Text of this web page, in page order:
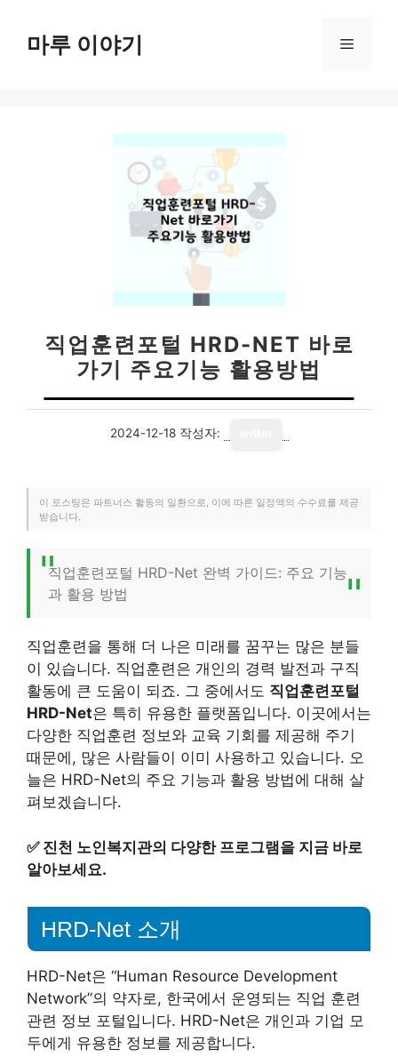
마루 이야기 메
직업훈련포털 HRD-NET 바로
가기 주요기능 활용방법
2024-12-18 작성자:
이 포스팅은 파트너스 활동의 일환으로, 이에 따른 일정액의 수수료를 제공
받습니다.
직업훈련포털 HRD-Net 완벽 가이드: 주요 기능
과 활용 방법
직업훈련을 통해 더 나은 미래를 꿈꾸는 많은 분들
이 있습니다. 직업훈련은 개인의 경력 발전과 구직
활동에 큰 도움이 되죠. 그 중에서도 직업훈련포털
HRD-Net은 특히 유용한 플랫폼입니다. 이곳에서는
다양한 직업훈련 정보와 교육 기회를 제공해 주기
때문에, 많은 사람들이 이미 사용하고 있습니다. 오
늘은 HRD-Net의 주요 기능과 활용 방법에 대해 살
펴보겠습니다.
✅ 진천 노인복지관의 다양한 프로그램을 지금 바로
알아보세요.
HRD-Net 소개
HRD-Net은 “Human Resource Development
Network”의 약자로, 한국에서 운영되는 직업 훈련
관련 정보 포털입니다. HRD-Net은 개인과 기업 모
두에게 유용한 정보를 제공합니다.